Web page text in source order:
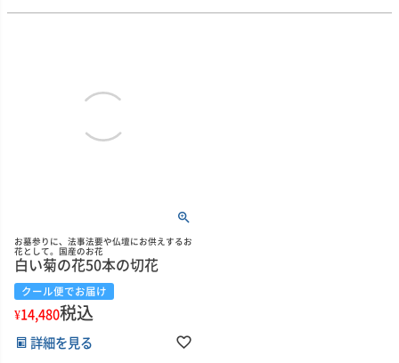
お墓参りに、法事法要や仏壇にお供えするお
花として。国産のお花
白い菊の花50本の切花
クール便でお届け
¥14,480税込
詳細を見る